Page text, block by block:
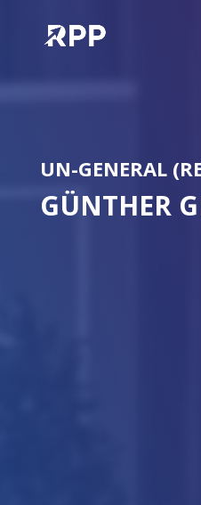
UN-GENERAL
GÜNTHER